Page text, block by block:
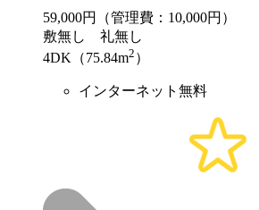
59,000円（管理費：10,000円）
敷無し 礼無し
4DK（75.84m2 ）
インターネット無料